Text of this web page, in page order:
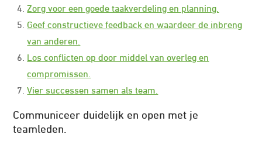
Zorg voor een goede taakverdeling en planning.
Geef constructieve feedback en waardeer de inbreng
van anderen.
Los conflicten op door middel van overleg en
compromissen.
Vier successen samen als team.
Communiceer duidelijk en open met je
teamleden.